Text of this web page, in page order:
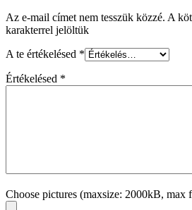
Az e-mail címet nem tesszük közzé. A
karakterrel jelöltük
A te értékelésed *
Értékelésed *
Choose pictures (maxsize: 2000kB, max